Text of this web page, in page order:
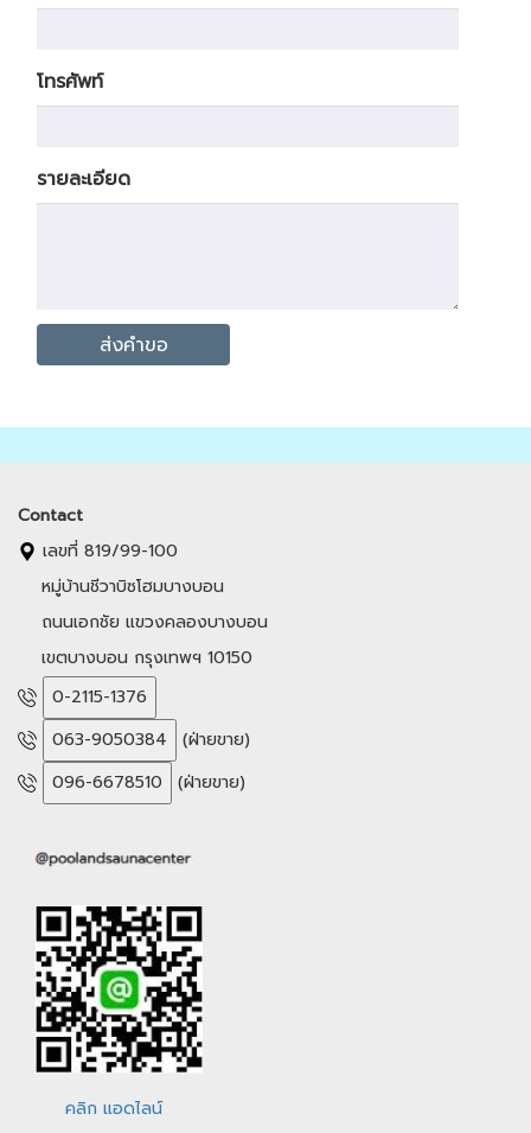
โทรศัพท์
รายละเอียด
Contact
เลขที่ 819/99-100
หมู่บ้านชีวาบิซโฮมบางบอน
ถนนเอกชัย แขวงคลองบางบอน
เขตบางบอน กรุงเทพฯ 10150
0-2115-1376
063-9050384
(ฝ่ายขาย)
096-6678510
(ฝ่ายขาย)
คลิก แอดไลน์